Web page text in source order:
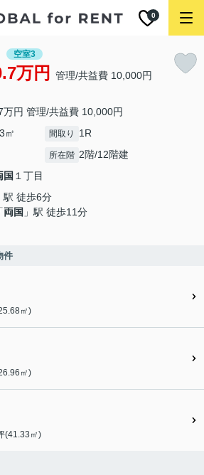
0
空室3
万円 管理/共益費 10,000円
円 管理/共益費 10,000円
㎡ 間取り 1R
所在階 2階/12階建
国 １丁目
駅 徒歩6分
「両国 」駅 徒歩11分
件
㎡)
㎡)
(41.33㎡)